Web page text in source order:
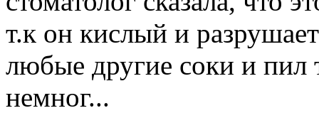
т.к он кислый и
любые другие соки и пил
немног...